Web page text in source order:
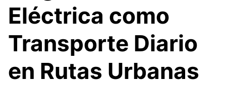
Eléctrica como
Transporte Diario
en Rutas Urbanas